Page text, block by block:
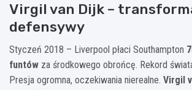
Virgil van Dijk –
defensywy
Styczeń 2018 – Liverpool płaci Southampton
funtów za środkowego obrońcę. Rekord
Presja ogromna, oczekiwania nierealne. Virgil